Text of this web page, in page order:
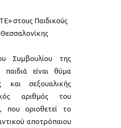
στους Παιδικούς
Συμβουλίου της
είναι θύμα
και σεξουαλικής
αριθμός του
που οριοθετεί το
αποτρόπαιου